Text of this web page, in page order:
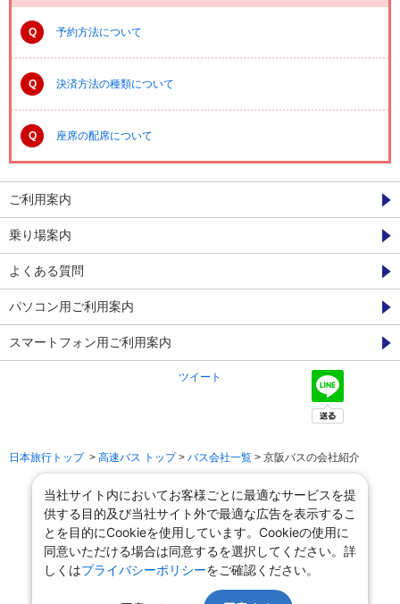
Q 予約方法について
Q 決済方法の種類について
Q 座席の配席について
ご利用案内
乗り場案内
よくある質問
パソコン用ご利用案内
スマートフォン用ご利用案内
ツイート
日本旅行トップ> 高速バス トップ> バス会社一覧 > 京阪バスの会社紹介
当社サイト内においてお客様ごとに最適なサービスを提
供する目的及び当社サイト外で最適な広告を表示するこ
とを目的にCookieを使用しています。Cookieの使用に
同意いただける場合は同意するを選択してください。詳
しくはプライバシーポリシーをご確認ください。